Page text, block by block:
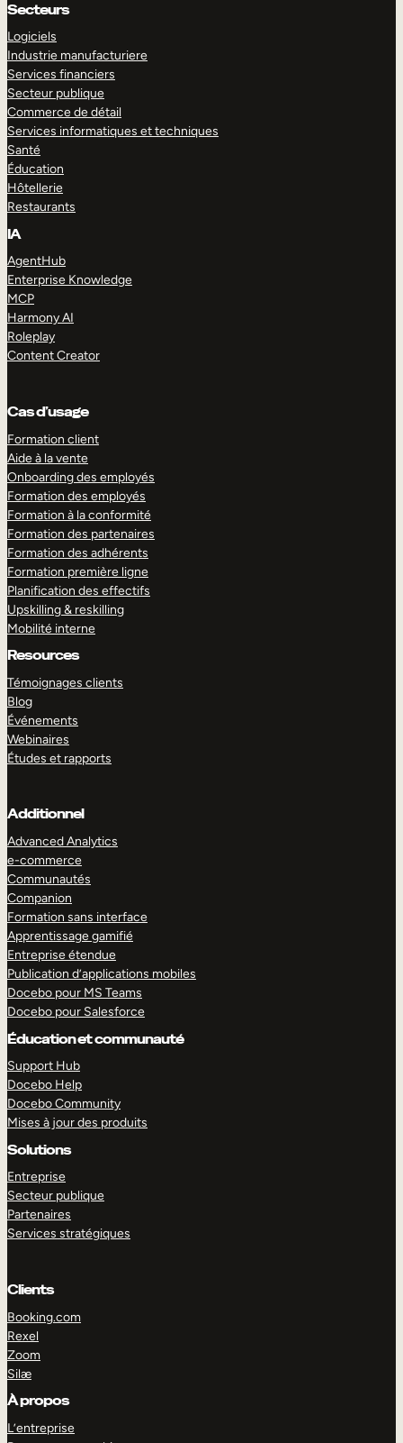
Secteurs
Logiciels
Industrie manufacturiere
Services financiers
Secteur publique
Commerce de détail
Services informatiques et techniques
Santé
Éducation
Hôtellerie
Restaurants
IA
AgentHub
Enterprise Knowledge
MCP
Harmony AI
Roleplay
Content Creator
Cas d’usage
Formation client
Aide à la vente
Onboarding des employés
Formation des employés
Formation à la conformité
Formation des partenaires
Formation des adhérents
Formation première ligne
Planification des effectifs
Upskilling & reskilling
Mobilité interne
Resources
Témoignages clients
Blog
Événements
Webinaires
Études et rapports
Additionnel
Advanced Analytics
e-commerce
Communautés
Companion
Formation sans interface
Apprentissage gamifié
Entreprise étendue
Publication d’applications mobiles
Docebo pour MS Teams
Docebo pour Salesforce
Éducation et communauté
Support Hub
Docebo Help
Docebo Community
Mises à jour des produits
Solutions
Entreprise
Secteur publique
Partenaires
Services stratégiques
Clients
Booking.com
Rexel
Zoom
Silæ
À propos
L’entreprise